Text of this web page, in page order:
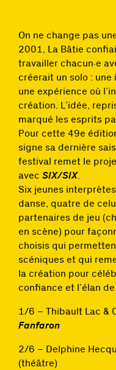
On ne change pas
2001, La Bâtie
travailler chacun·e
créerait un solo : une
une expérience où
création. L’idée,
marqué les esprits
Pour cette 49e
signe sa dernière
festival remet le
avec SIX/SIX.
Six jeunes
danse, quatre de
partenaires de jeu
en scène) pour
choisis qui
scéniques et qui
la création pour
confiance et l’élan de
1/6 – Thibault Lac &
Fanfaron
2/6 – Delphine
(théâtre)